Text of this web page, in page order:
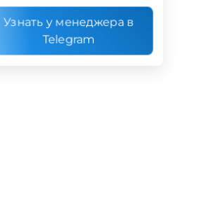
Узнать у менеджера в
Telegram